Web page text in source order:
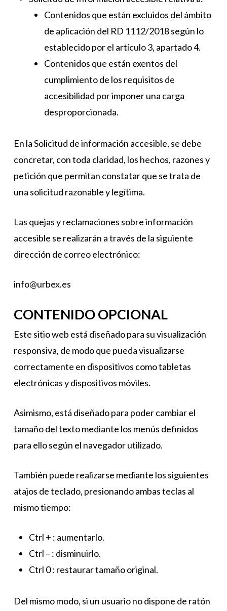
Contenidos que están excluidos del ámbito
de aplicación del RD 1112/2018 según lo
establecido por el artículo 3, apartado 4.
Contenidos que están exentos del
cumplimiento de los requisitos de
accesibilidad por imponer una carga
desproporcionada.
En la Solicitud de información accesible, se debe
concretar, con toda claridad, los hechos, razones y
petición que permitan constatar que se trata de
una solicitud razonable y legítima.
Las quejas y reclamaciones sobre información
accesible se realizarán a través de la siguiente
dirección de correo electrónico:
info@urbex.es
CONTENIDO OPCIONAL
Este sitio web está diseñado para su visualización
responsiva, de modo que pueda visualizarse
correctamente en dispositivos como tabletas
electrónicas y dispositivos móviles.
Asimismo, está diseñado para poder cambiar el
tamaño del texto mediante los menús definidos
para ello según el navegador utilizado.
También puede realizarse mediante los siguientes
atajos de teclado, presionando ambas teclas al
mismo tiempo:
Ctrl + : aumentarlo.
Ctrl – : disminuirlo.
Ctrl 0 : restaurar tamaño original.
Del mismo modo, si un usuario no dispone de ratón